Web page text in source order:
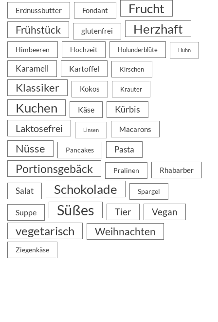
Erdnussbutter Fondant Frucht
Frühstück glutenfrei Herzhaft
Himbeeren Hochzeit Holunderblüte Huhn
Karamell Kartoffel Kirschen
Klassiker Kokos Kräuter
Kuchen Käse Kürbis
Laktosefrei Linsen Macarons
Nüsse Pancakes Pasta
Portionsgebäck Pralinen Rhabarber
Salat Schokolade Spargel
Suppe Süßes Tier Vegan
vegetarisch Weihnachten
Ziegenkäse